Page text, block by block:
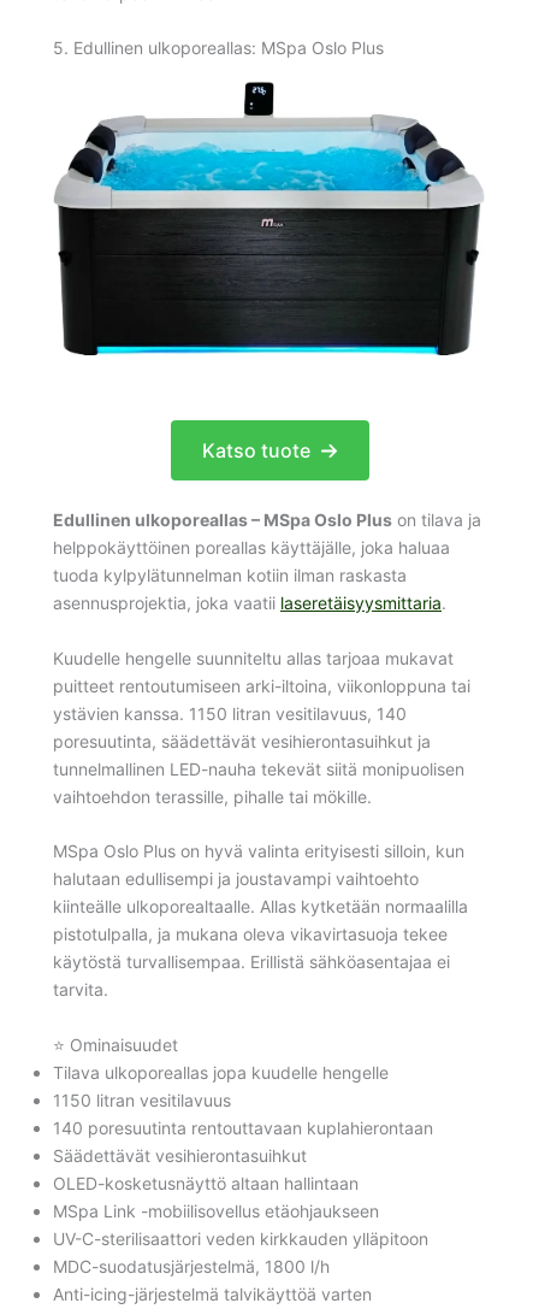
5. Edullinen ulkoporeallas: MSpa Oslo Plus
Katso tuote
Edullinen ulkoporeallas – MSpa Oslo Plus on tilava ja
helppokäyttöinen poreallas käyttäjälle, joka haluaa
tuoda kylpylätunnelman kotiin ilman raskasta
asennusprojektia, joka vaatii laseretäisyysmittaria.
Kuudelle hengelle suunniteltu allas tarjoaa mukavat
puitteet rentoutumiseen arki-iltoina, viikonloppuna tai
ystävien kanssa. 1150 litran vesitilavuus, 140
poresuutinta, säädettävät vesihierontasuihkut ja
tunnelmallinen LED-nauha tekevät siitä monipuolisen
vaihtoehdon terassille, pihalle tai mökille.
MSpa Oslo Plus on hyvä valinta erityisesti silloin, kun
halutaan edullisempi ja joustavampi vaihtoehto
kiinteälle ulkoporealtaalle. Allas kytketään normaalilla
pistotulpalla, ja mukana oleva vikavirtasuoja tekee
käytöstä turvallisempaa. Erillistä sähköasentajaa ei
tarvita.
⭐ Ominaisuudet
Tilava ulkoporeallas jopa kuudelle hengelle
1150 litran vesitilavuus
140 poresuutinta rentouttavaan kuplahierontaan
Säädettävät vesihierontasuihkut
OLED-kosketusnäyttö altaan hallintaan
MSpa Link -mobiilisovellus etäohjaukseen
UV-C-sterilisaattori veden kirkkauden ylläpitoon
MDC-suodatusjärjestelmä, 1800 l/h
Anti-icing-järjestelmä talvikäyttöä varten